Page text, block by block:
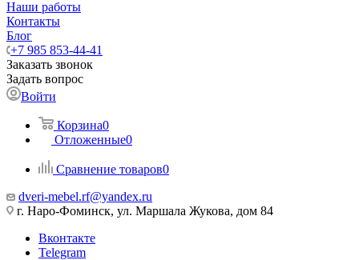
Наши работы
Контакты
Блог
+7 985 853-44-41
Заказать звонок
Задать вопрос
Войти
Корзина0
Отложенные0
Сравнение товаров0
dveri-mebel.rf@yandex.ru
г. Наро-Фоминск, ул. Маршала Жукова, дом 84
Вконтакте
Telegram